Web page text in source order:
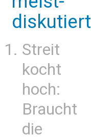
diskutiert
Streit
kocht
hoch:
Braucht
die